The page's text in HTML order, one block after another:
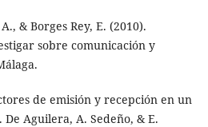
& Borges Rey, E. (2010).
sobre comunicación y
de emisión y recepción en un
Aguilera, A. Sedeño, & E.